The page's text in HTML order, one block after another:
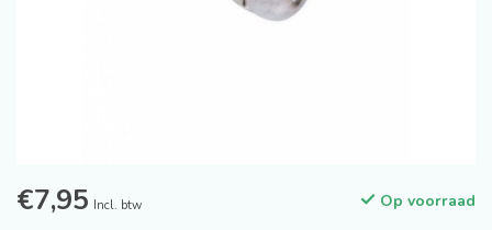
€7,95 Incl. btw Op voorraad